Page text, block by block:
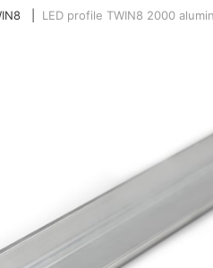
LED profile TWIN8 2000